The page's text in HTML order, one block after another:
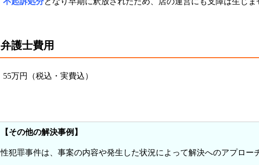
弁護士費用
55万円（税込・実費込）
【その他の解決事例】
性犯罪事件は、事案の内容や発生した状況によって解決へのアプロー